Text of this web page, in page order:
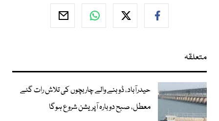
متعلقہ
حیدرآباد، ڈوبنے والے چار بچوں کی تلاش رات گئے
معطل، صبح دوبارہ آپریشن شروع ہوگا